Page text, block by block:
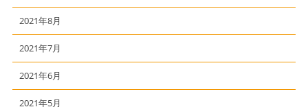
2021年8月
2021年7月
2021年6月
2021年5月